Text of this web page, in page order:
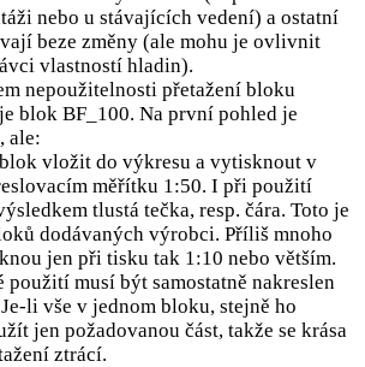
nebo u stávajících vedení) a ostatní
beze změny (ale mohu je ovlivnit
vlastností hladin).
nepoužitelnosti přetažení bloku
blok BF_100. Na první pohled je
ale:
vložit do výkresu a vytisknout v
měřítku 1:50. I při použití
tlustá tečka, resp. čára. Toto je
dodávaných výrobci. Příliš mnoho
jen při tisku tak 1:10 nebo větším.
použití musí být samostatně nakreslen
li vše v jednom bloku, stejně ho
jen požadovanou část, takže se krása
ztrácí.